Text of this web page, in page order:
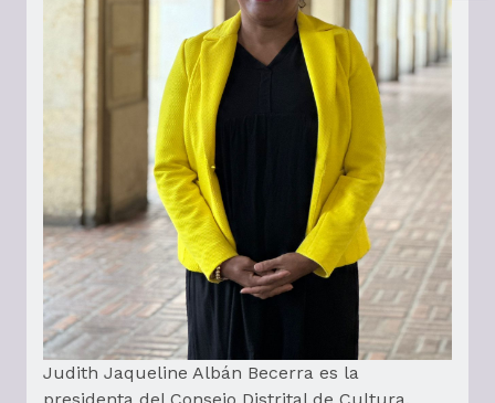
Judith Jaqueline Albán Becerra es la